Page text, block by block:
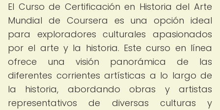
El Curso de Certificación en Historia del Arte
Mundial de Coursera es una opción ideal
para exploradores culturales apasionados
por el arte y la historia. Este curso en línea
ofrece una visión panorámica de las
diferentes corrientes artísticas a lo largo de
la historia, abordando obras y artistas
representativos de diversas culturas y